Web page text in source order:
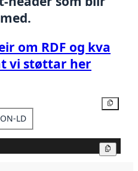
om RDF og kva
vi støttar her
LD